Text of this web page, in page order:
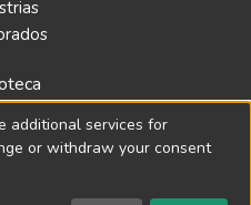
additional services for
or withdraw your consent